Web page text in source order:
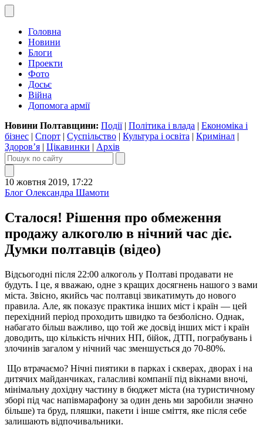
Головна
Новини
Блоги
Проекти
Фото
Досьє
Війна
Допомога армії
Новини Полтавщини: Події| Політика і влада | Економіка і
бізнес | Спорт | Суспільство | Культура і освіта | Кримінал |
Здоров’я | Цікавинки | Архів
10 жовтня 2019, 17:22
Блог Олександра Шамоти
Сталося! Рішення про обмеження
продажу алкоголю в нічний час діє.
Думки полтавців (відео)
Відсьогодні після 22:00 алкоголь у Полтаві продавати не
будуть. І це, я вважаю, одне з кращих досягнень нашого з вами
міста. Звісно, якийсь час полтавці звикатимуть до нового
правила. Але, як показує практика інших міст і країн — цей
перехідний період проходить швидко та безболісно. Однак,
набагато більш важливо, що той же досвід інших міст і країн
доводить, що кількість нічних НП, бійок, ДТП, пограбувань і
злочинів загалом у нічний час зменшується до 70-80%.
Що втрачаємо? Нічні пиятики в парках і скверах, дворах і на
дитячих майданчиках, галасливі компанії під вікнами вночі,
мінімальну дохідну частину в бюджет міста (на туристичному
зборі під час напівмарафону за один день ми заробили значно
більше) та бруд, пляшки, пакети і інше сміття, яке після себе
залишають відпочивальники.